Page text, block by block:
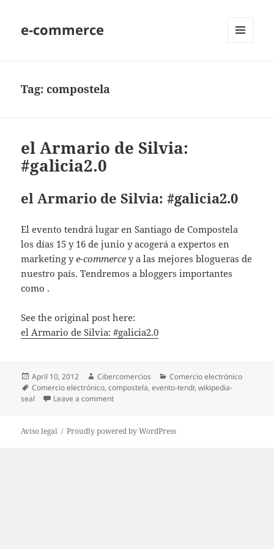
e-commerce
Tag:compostela
el Armario de Silvia:
#galicia2.0
el Armario de Silvia: #galicia2.0
El evento tendrá lugar en Santiago de Compostela
los días 15 y 16 de junio y acogerá a expertos en
marketing ye-commerce y a las mejores blogueras de
nuestro país. Tendremos a bloggers importantes
como .
See the original post here:
el Armario de Silvia: #galicia2.0
Posted
on
April 10, 2012 Author
Cibercomercios Categories
Comercio electrónico
Tags
Comercio electrónico,compostela,evento-tendr,wikipedia-
seal
Leave a comment
Aviso legal Proudly powered by WordPress